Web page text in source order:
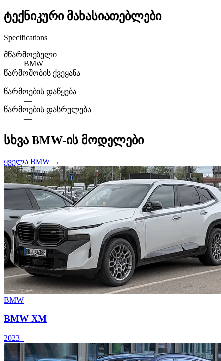
ტექნიკური მახასიათებლები
Specifications
მწარმოებელი
BMW
წარმოშობის ქვეყანა
—
წარმოების დაწყება
—
წარმოების დასრულება
—
სხვა BMW-ის მოდელები
ყველა BMW →
BMW
BMW XM
2023–